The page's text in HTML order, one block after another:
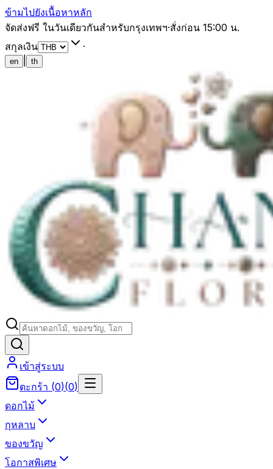
ข้ามไปยังเนื้อหาหลัก
จัดส่งฟรี ในวันเดียวกันสำหรับกรุงเทพฯ·สั่งก่อน 15:00 น.
สกุลเงิน
·
en th
เข้าสู่ระบบ
ตะกร้า (0)(0)
ดอกไม้
กุหลาบ
ของขวัญ
โอกาสพิเศษ